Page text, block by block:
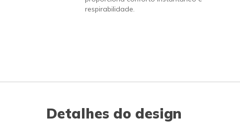
respirabilidade.
Detalhes do design